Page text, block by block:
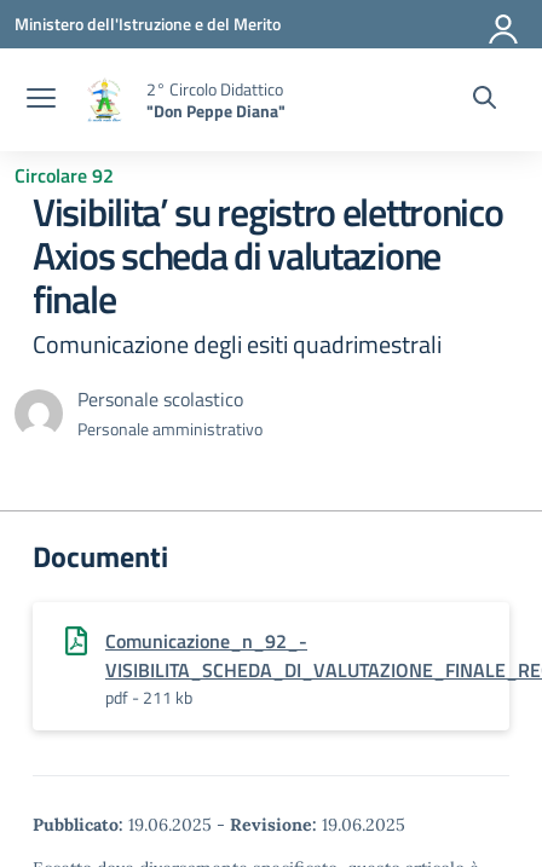
Vai ai contenuti
Vai al menu di navigazione
Vai al footer
Ministero dell'Istruzione e del Merito
2° Circolo Didattico
"Don Peppe Diana"
Circolare 92
Visibilita’ su registro elettronico
Axios scheda di valutazione
finale
Comunicazione degli esiti quadrimestrali
Personale scolastico
Personale amministrativo
Documenti
Comunicazione_n_92_-
pdf - 211 kb
Pubblicato: 19.06.2025 - Revisione: 19.06.2025